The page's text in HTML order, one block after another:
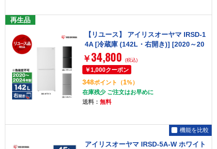
再生品
【リユース】 アイリスオーヤマ IRSD-1
4A [冷蔵庫 (142L・右開き)] [2020～20
24年製]【色指定不可】
￥ 34,800 (税込)
348ポイント （1%）
在庫残少 ご注文はお早めに
送料： 無料
アイリスオーヤマ IRSD-5A-W ホワイト
機能を比較